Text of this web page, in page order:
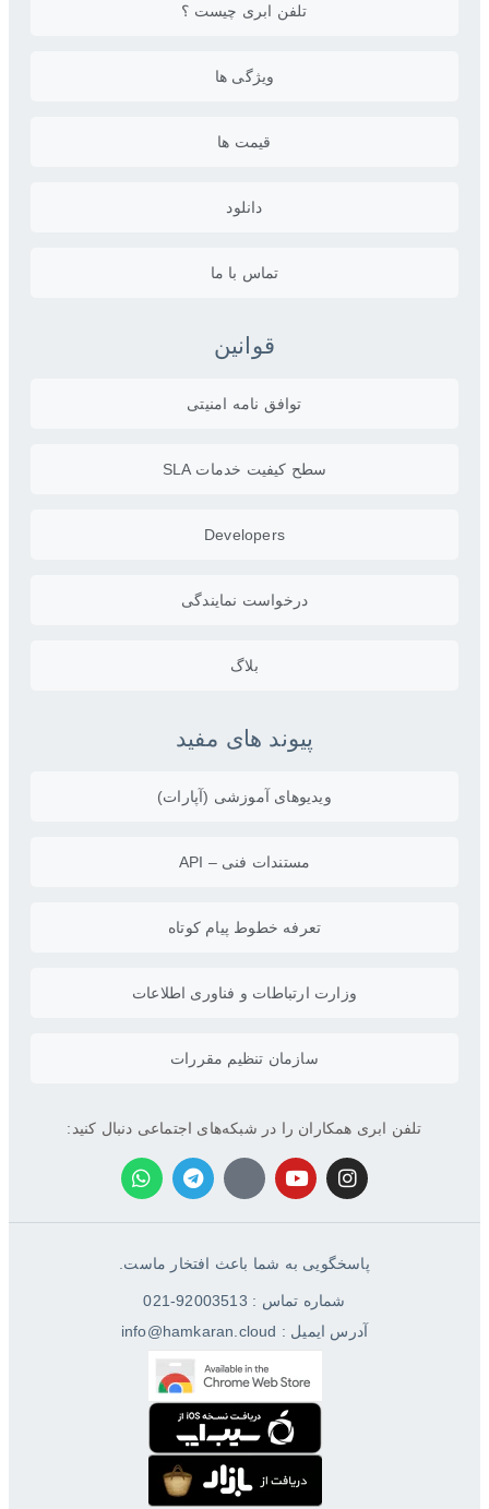
تلفن ابری چیست ؟
ویژگی ها
قیمت ها
دانلود
تماس با ما
قوانین
توافق نامه امنیتی
سطح کیفیت خدمات SLA
Developers
درخواست نمایندگی
بلاگ
پیوند های مفید
ویدیو‌های آموزشی (آپارات)
مستندات فنی – API
تعرفه خطوط پیام کوتاه
وزارت ارتباطات و فناوری اطلاعات
سازمان تنظیم مقررات
تلفن ابری همکاران را در شبکه‌های اجتماعی دنبال کنید:
پاسخگویی به شما باعث افتخار ماست.
شماره تماس : 92003513-021
آدرس ایمیل : info@hamkaran.cloud